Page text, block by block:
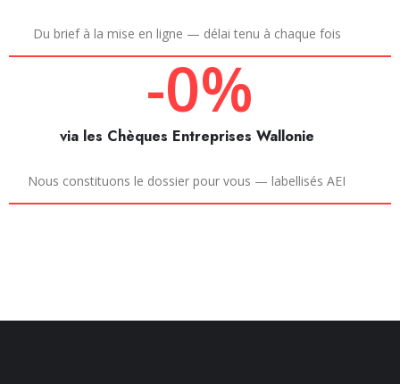
Du brief à la mise en ligne — délai tenu à chaque fois
-0%
via les Chèques Entreprises Wallonie
Nous constituons le dossier pour vous — labellisés AEI